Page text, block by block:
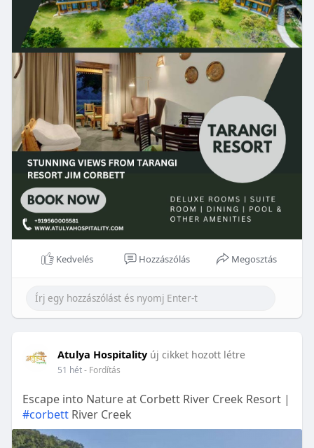
For More Info Visit:
https://atulyahospitality.com/....hotel/tarangi-
resort
Kedvelés Hozzászólás Megosztás
Atulya Hospitality új cikket hozott létre
51 hét- Fordítás
Escape into Nature at Corbett River Creek Resort |
#corbettRiver Creek